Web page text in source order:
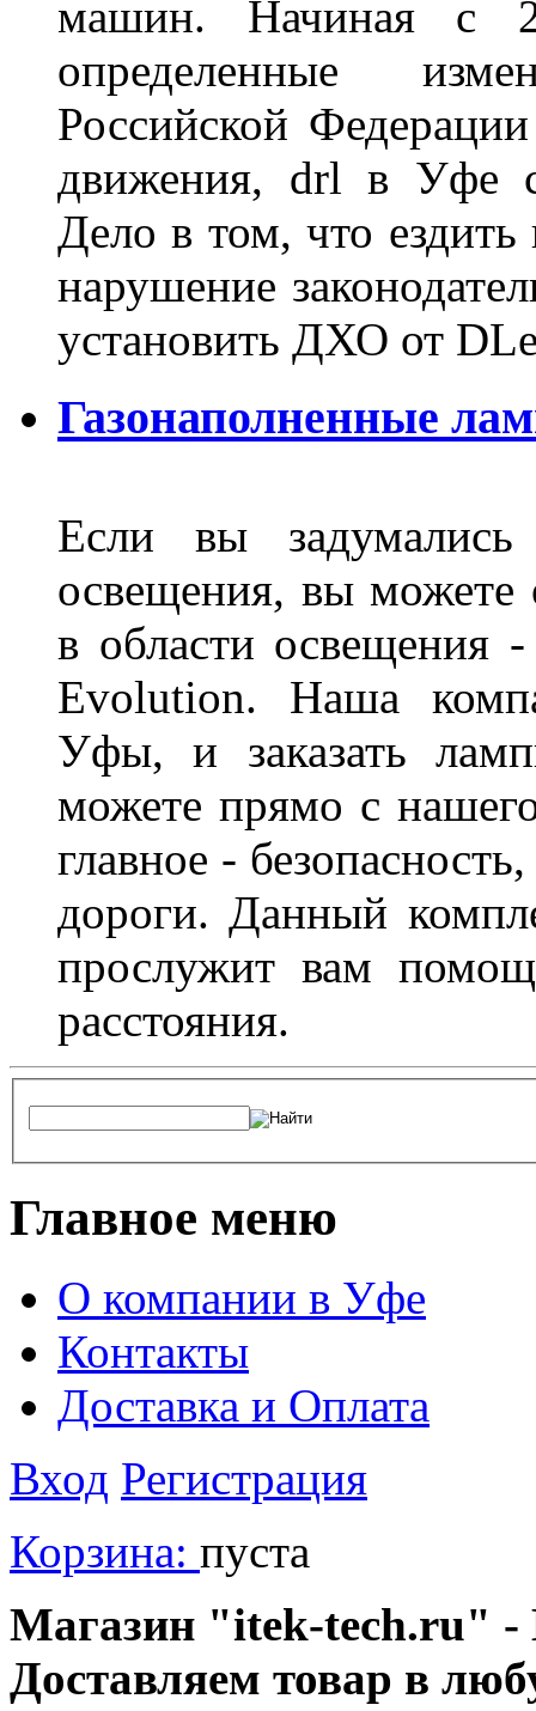
машин. Начиная с
определенные
Российской
движения, drl в Уфе
Дело в том, что
нарушение
установить ДХО от
Газонаполненные
Если вы задумались
освещения, вы можете
в области освещения
Evolution. Наша
Уфы, и заказать
можете прямо с
главное -
дороги. Данный
прослужит вам
расстояния.
Главное меню
О компании в Уфе
Контакты
Доставка и Оплата
Вход Регистрация
Корзина: пуста
Магазин "itek-tech.ru" -
Доставляем товар в